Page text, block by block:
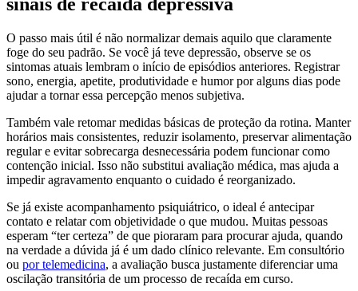
O passo mais útil é não normalizar demais aquilo que claramente
foge do seu padrão. Se você já teve depressão, observe se os
sintomas atuais lembram o início de episódios anteriores. Registrar
sono, energia, apetite, produtividade e humor por alguns dias pode
ajudar a tornar essa percepção menos subjetiva.
Também vale retomar medidas básicas de proteção da rotina. Manter
horários mais consistentes, reduzir isolamento, preservar alimentação
regular e evitar sobrecarga desnecessária podem funcionar como
contenção inicial. Isso não substitui avaliação médica, mas ajuda a
impedir agravamento enquanto o cuidado é reorganizado.
Se já existe acompanhamento psiquiátrico, o ideal é antecipar
contato e relatar com objetividade o que mudou. Muitas pessoas
esperam “ter certeza” de que pioraram para procurar ajuda, quando
na verdade a dúvida já é um dado clínico relevante. Em consultório
ou por telemedicina, a avaliação busca justamente diferenciar uma
oscilação transitória de um processo de recaída em curso.